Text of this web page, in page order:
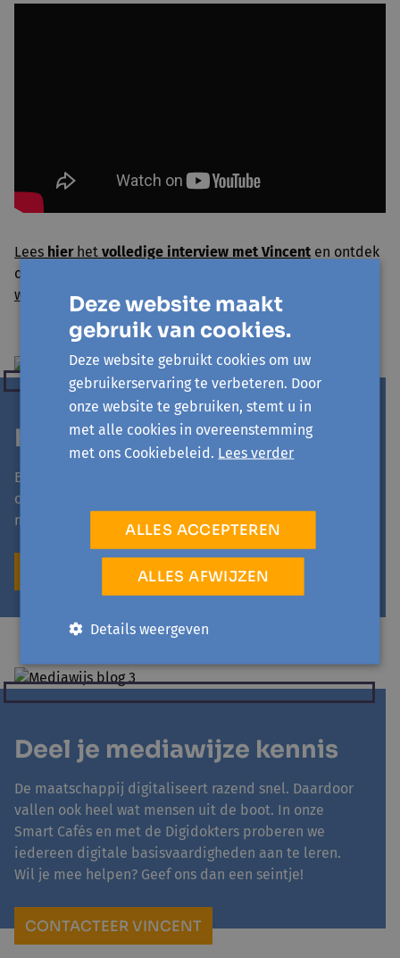
Lees hier het volledige interview met Vincent en ontdek
ook
werk
Hulp nodig?
Bij de Digidokter kan je al jouw vragen stellen. In
onze Smart Cafés ontdek je samen met anderen de
mogelijkheden van je tablet of Smartphone
SMART CAFÉ
Deel je mediawijze kennis
De maatschappij digitaliseert razend snel. Daardoor
vallen ook heel wat mensen uit de boot. In onze
Smart Cafés en met de Digidokters proberen we
iedereen digitale basisvaardigheden aan te leren.
Wil je mee helpen? Geef ons dan een seintje!
CONTACTEER VINCENT
Deze website maakt
gebruik van cookies.
Deze website gebruikt cookies om uw
gebruikerservaring te verbeteren. Door
onze website te gebruiken, stemt u in
met alle cookies in overeenstemming
met ons Cookiebeleid. Lees verder
ALLES ACCEPTEREN
ALLES AFWIJZEN
Details weergeven